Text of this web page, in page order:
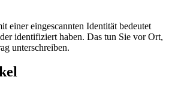
einer eingescannten Identität bedeutet
identifiziert haben. Das tun Sie vor Ort,
unterschreiben.